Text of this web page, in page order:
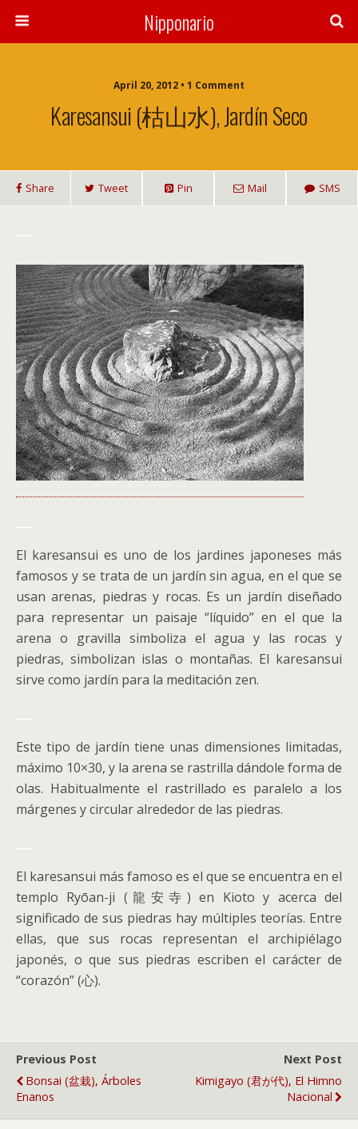
Nipponario
April 20, 2012 • 1 Comment
Karesansui (枯山水), Jardín Seco
Share Tweet Pin Mail SMS
El karesansui es uno de los jardines japoneses más
famosos y se trata de un jardín sin agua, en el que se
usan arenas, piedras y rocas. Es un jardín diseñado
para representar un paisaje “líquido” en el que la
arena o gravilla simboliza el agua y las rocas y
piedras, simbolizan islas o montañas. El karesansui
sirve como jardín para la meditación zen.
Este tipo de jardín tiene unas dimensiones limitadas,
máximo 10×30, y la arena se rastrilla dándole forma de
olas. Habitualmente el rastrillado es paralelo a los
márgenes y circular alrededor de las piedras.
El karesansui más famoso es el que se encuentra en el
templo Ryōan-ji (龍安寺) en Kioto y acerca del
significado de sus piedras hay múltiples teorías. Entre
ellas, que sus rocas representan el archipiélago
japonés, o que sus piedras escriben el carácter de
“corazón” (心).
Previous Post
Bonsai (盆栽), Árboles
Enanos
Next Post
Kimigayo (君が代), El Himno
Nacional